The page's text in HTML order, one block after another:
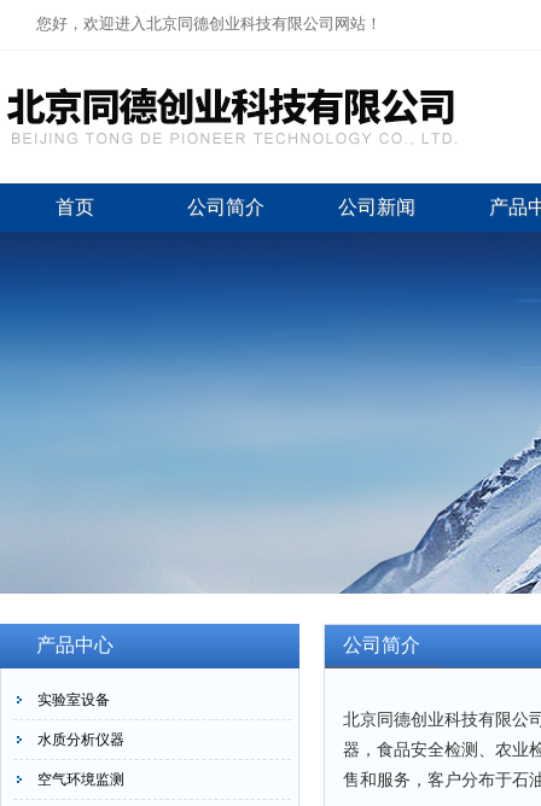
您好，欢迎进入北京同德创业科技有限公司网站！
首页 公司简介 公司新闻 产品
产品中心
实验室设备
水质分析仪器
空气环境监测
公司简介
北京同德创业科技有限公
器，食品安全检测、农业
售和服务，客户分布于石